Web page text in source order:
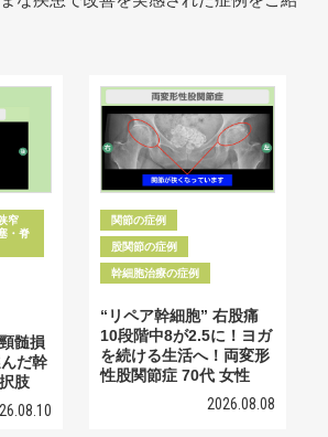
窄
・脊
髄損
だ幹
肢
関節の症例
股関節の症例
幹細胞治療の症例
“リペア幹細胞” 右股痛
10段階中8が2.5に！ヨガ
を続ける生活へ！両変形
性股関節症 70代 女性
2026.08.08